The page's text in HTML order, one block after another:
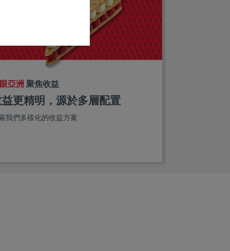
亞洲 聚焦收益
更精明，源於多層配置
我們多樣化的收益方案